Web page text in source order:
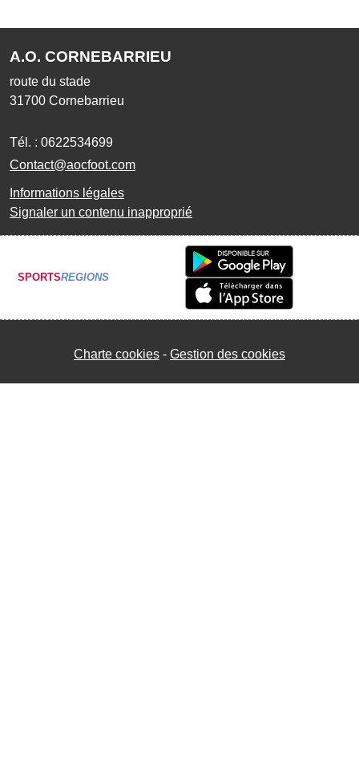
A.O. CORNEBARRIEU
route du stade
31700 Cornebarrieu
Tél. : 0622534699
Contact@aocfoot.com
Informations légales
Signaler un contenu inapproprié
SPORTSREGIONS
Charte cookies Gestion des cookies